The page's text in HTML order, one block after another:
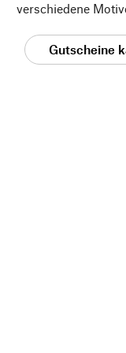
verschiedene
Gutscheine